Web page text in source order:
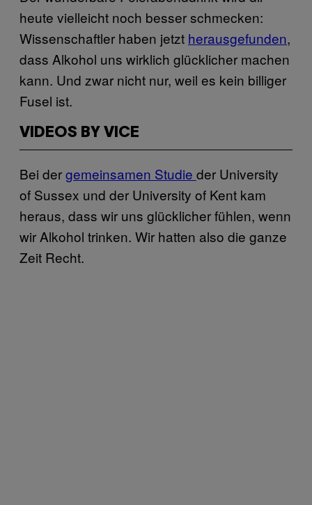
heute vielleicht noch besser schmecken:
Wissenschaftler haben jetzt herausgefunden,
dass Alkohol uns wirklich glücklicher machen
kann. Und zwar nicht nur, weil es kein billiger
Fusel ist.
VIDEOS BY VICE
Bei dergemeinsamen Studie der University
of Sussex und der University of Kent kam
heraus, dass wir uns glücklicher fühlen, wenn
wir Alkohol trinken. Wir hatten also die ganze
Zeit Recht.